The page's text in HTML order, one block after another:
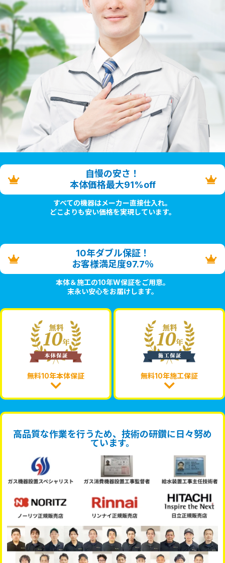
自慢の安さ！
本体価格最大91%off
すべての機器はメーカー直接仕入れ。
どこよりも安い価格を実現しています。
10年ダブル保証！
お客様満足度97.7％
本体＆施工の10年W保証をご用意。
末永い安心をお届けします。
無料10年本体保証 無料10年施工保証
高品質な作業を行うため、技術の研鑽に日々努め
ています。